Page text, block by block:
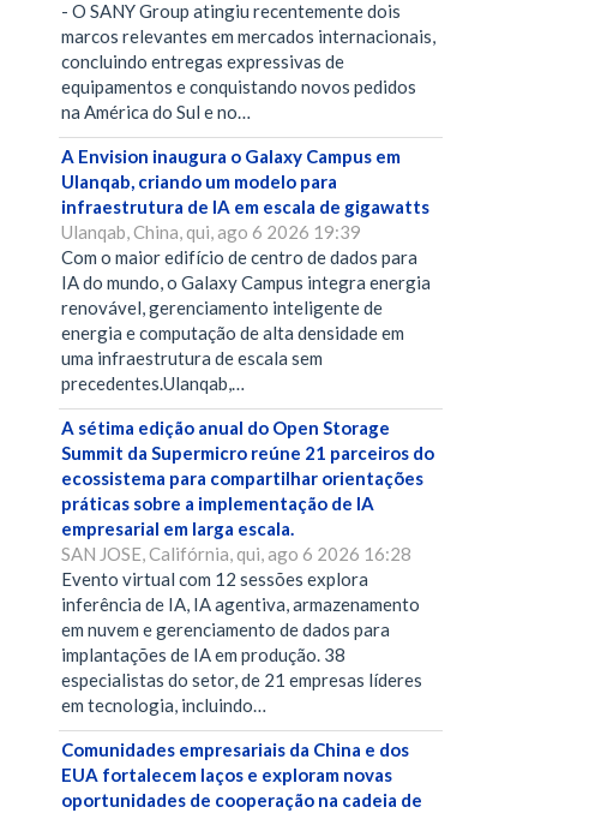
- O SANY Group atingiu recentemente dois
marcos relevantes em mercados internacionais,
concluindo entregas expressivas de
equipamentos e conquistando novos pedidos
na América do Sul e no…
A Envision inaugura o Galaxy Campus em
Ulanqab, criando um modelo para
infraestrutura de IA em escala de gigawatts
Ulanqab, China, qui, ago 6 2026 19:39
Com o maior edifício de centro de dados para
IA do mundo, o Galaxy Campus integra energia
renovável, gerenciamento inteligente de
energia e computação de alta densidade em
uma infraestrutura de escala sem
precedentes.Ulanqab,…
A sétima edição anual do Open Storage
Summit da Supermicro reúne 21 parceiros do
ecossistema para compartilhar orientações
práticas sobre a implementação de IA
empresarial em larga escala.
SAN JOSE, Califórnia, qui, ago 6 2026 16:28
Evento virtual com 12 sessões explora
inferência de IA, IA agentiva, armazenamento
em nuvem e gerenciamento de dados para
implantações de IA em produção. 38
especialistas do setor, de 21 empresas líderes
em tecnologia, incluindo…
Comunidades empresariais da China e dos
EUA fortalecem laços e exploram novas
oportunidades de cooperação na cadeia de